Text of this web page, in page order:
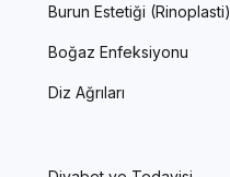
Burun Estetiği (Rinoplasti)
Boğaz Enfeksiyonu
Diz Ağrıları